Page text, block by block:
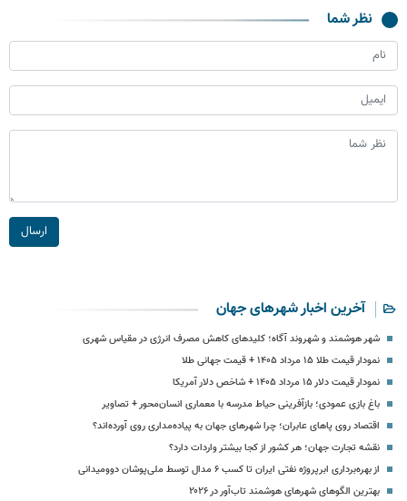
نظر شما
ارسال
آخرین اخبار شهرهای جهان
شهر هوشمند و شهروند آگاه؛ کلیدهای کاهش مصرف انرژی در مقیاس شهری
نمودار قیمت طلا ۱۵ مرداد ۱۴۰۵ + قیمت جهانی طلا
نمودار قیمت دلار ۱۵ مرداد ۱۴۰۵ + شاخص دلار آمریکا
باغ بازی عمودی؛ بازآفرینی حیاط مدرسه با معماری انسان‌محور + تصاویر
اقتصاد روی پاهای عابران؛ چرا شهرهای جهان به پیاده‌مداری روی آورده‌اند؟
نقشه تجارت جهان؛ هر کشور از کجا بیشتر واردات دارد؟
از بهره‌برداری ابرپروژه نفتی ایران تا کسب ۶ مدال توسط ملی‌پوشان دوومیدانی
بهترین الگوهای شهرهای هوشمند تاب‌آور در ۲۰۲۶